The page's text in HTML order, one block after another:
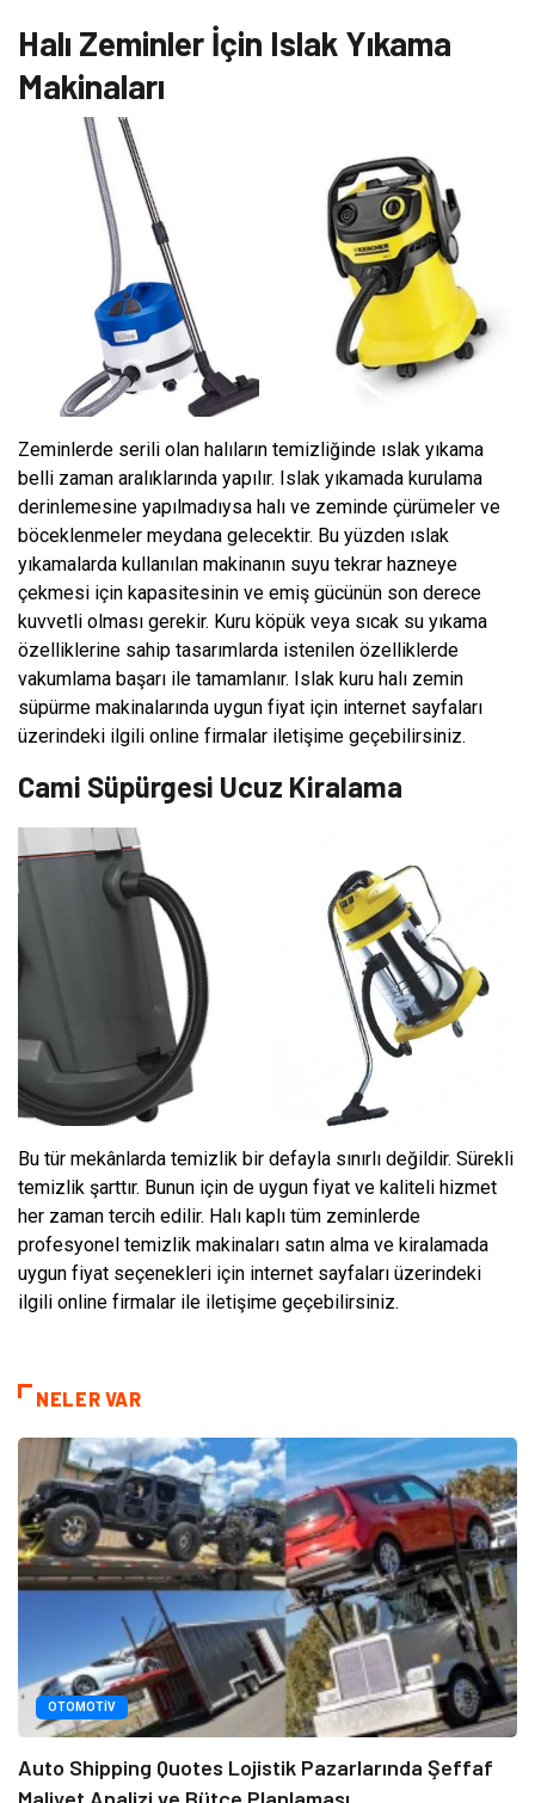
Halı Zeminler İçin Islak Yıkama
Makinaları
Zeminlerde serili olan halıların temizliğinde ıslak yıkama
belli zaman aralıklarında yapılır. Islak yıkamada kurulama
derinlemesine yapılmadıysa halı ve zeminde çürümeler ve
böceklenmeler meydana gelecektir. Bu yüzden ıslak
yıkamalarda kullanılan makinanın suyu tekrar hazneye
çekmesi için kapasitesinin ve emiş gücünün son derece
kuvvetli olması gerekir. Kuru köpük veya sıcak su yıkama
özelliklerine sahip tasarımlarda istenilen özelliklerde
vakumlama başarı ile tamamlanır. Islak kuru halı zemin
süpürme makinalarında uygun fiyat için internet sayfaları
üzerindeki ilgili online firmalar iletişime geçebilirsiniz.
Cami Süpürgesi Ucuz Kiralama
Bu tür mekânlarda temizlik bir defayla sınırlı değildir. Sürekli
temizlik şarttır. Bunun için de uygun fiyat ve kaliteli hizmet
her zaman tercih edilir. Halı kaplı tüm zeminlerde
profesyonel temizlik makinaları satın alma ve kiralamada
uygun fiyat seçenekleri için internet sayfaları üzerindeki
ilgili online firmalar ile iletişime geçebilirsiniz.
NELER VAR
OTOMOTIV
Auto Shipping Quotes Lojistik Pazarlarında Şeffaf